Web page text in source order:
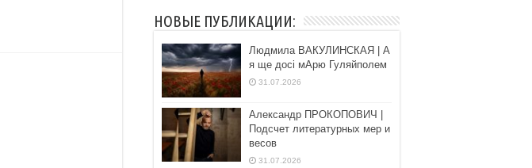
НОВЫЕ ПУБЛИКАЦИИ:
Людмила ВАКУЛИНСКАЯ | А
я ще досі мАрю Гуляйполем
31.07.2026
Александр ПРОКОПОВИЧ |
Подсчет литературных мер и
весов
31.07.2026